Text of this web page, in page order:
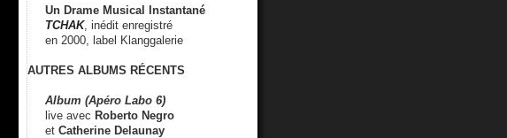
Un Drame Musical Instantané
TCHAK, inédit enregistré
en 2000, label Klanggalerie
AUTRES ALBUMS RÉCENTS
Album (Apéro Labo 6)
live avec Roberto Negro
et Catherine Delaunay